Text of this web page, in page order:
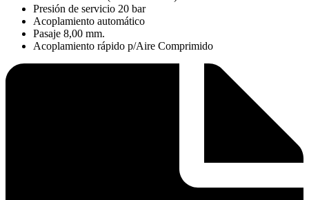
Presión de servicio 20 bar
Acoplamiento automático
Pasaje 8,00 mm.
Acoplamiento rápido p/Aire Comprimido